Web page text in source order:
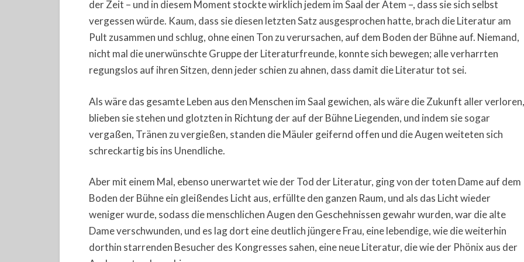
der Zeit – und in diesem Moment stockte wirklich jedem im Saal der Atem –, dass sie sich selbst
vergessen würde. Kaum, dass sie diesen letzten Satz ausgesprochen hatte, brach die Literatur am
Pult zusammen und schlug, ohne einen Ton zu verursachen, auf dem Boden der Bühne auf. Niemand,
nicht mal die unerwünschte Gruppe der Literaturfreunde, konnte sich bewegen; alle verharrten
regungslos auf ihren Sitzen, denn jeder schien zu ahnen, dass damit die Literatur tot sei.
Als wäre das gesamte Leben aus den Menschen im Saal gewichen, als wäre die Zukunft aller verloren,
blieben sie stehen und glotzten in Richtung der auf der Bühne Liegenden, und indem sie sogar
vergaßen, Tränen zu vergießen, standen die Mäuler geifernd offen und die Augen weiteten sich
schreckartig bis ins Unendliche.
Aber mit einem Mal, ebenso unerwartet wie der Tod der Literatur, ging von der toten Dame auf dem
Boden der Bühne ein gleißendes Licht aus, erfüllte den ganzen Raum, und als das Licht wieder
weniger wurde, sodass die menschlichen Augen den Geschehnissen gewahr wurden, war die alte
Dame verschwunden, und es lag dort eine deutlich jüngere Frau, eine lebendige, wie die weiterhin
dorthin starrenden Besucher des Kongresses sahen, eine neue Literatur, die wie der Phönix aus der